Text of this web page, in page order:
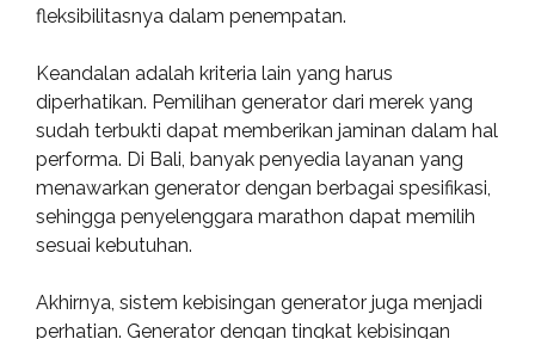
fleksibilitasnya dalam penempatan.
Keandalan adalah kriteria lain yang harus
diperhatikan. Pemilihan generator dari merek yang
sudah terbukti dapat memberikan jaminan dalam hal
performa. Di Bali, banyak penyedia layanan yang
menawarkan generator dengan berbagai spesifikasi,
sehingga penyelenggara marathon dapat memilih
sesuai kebutuhan.
Akhirnya, sistem kebisingan generator juga menjadi
perhatian. Generator dengan tingkat kebisingan